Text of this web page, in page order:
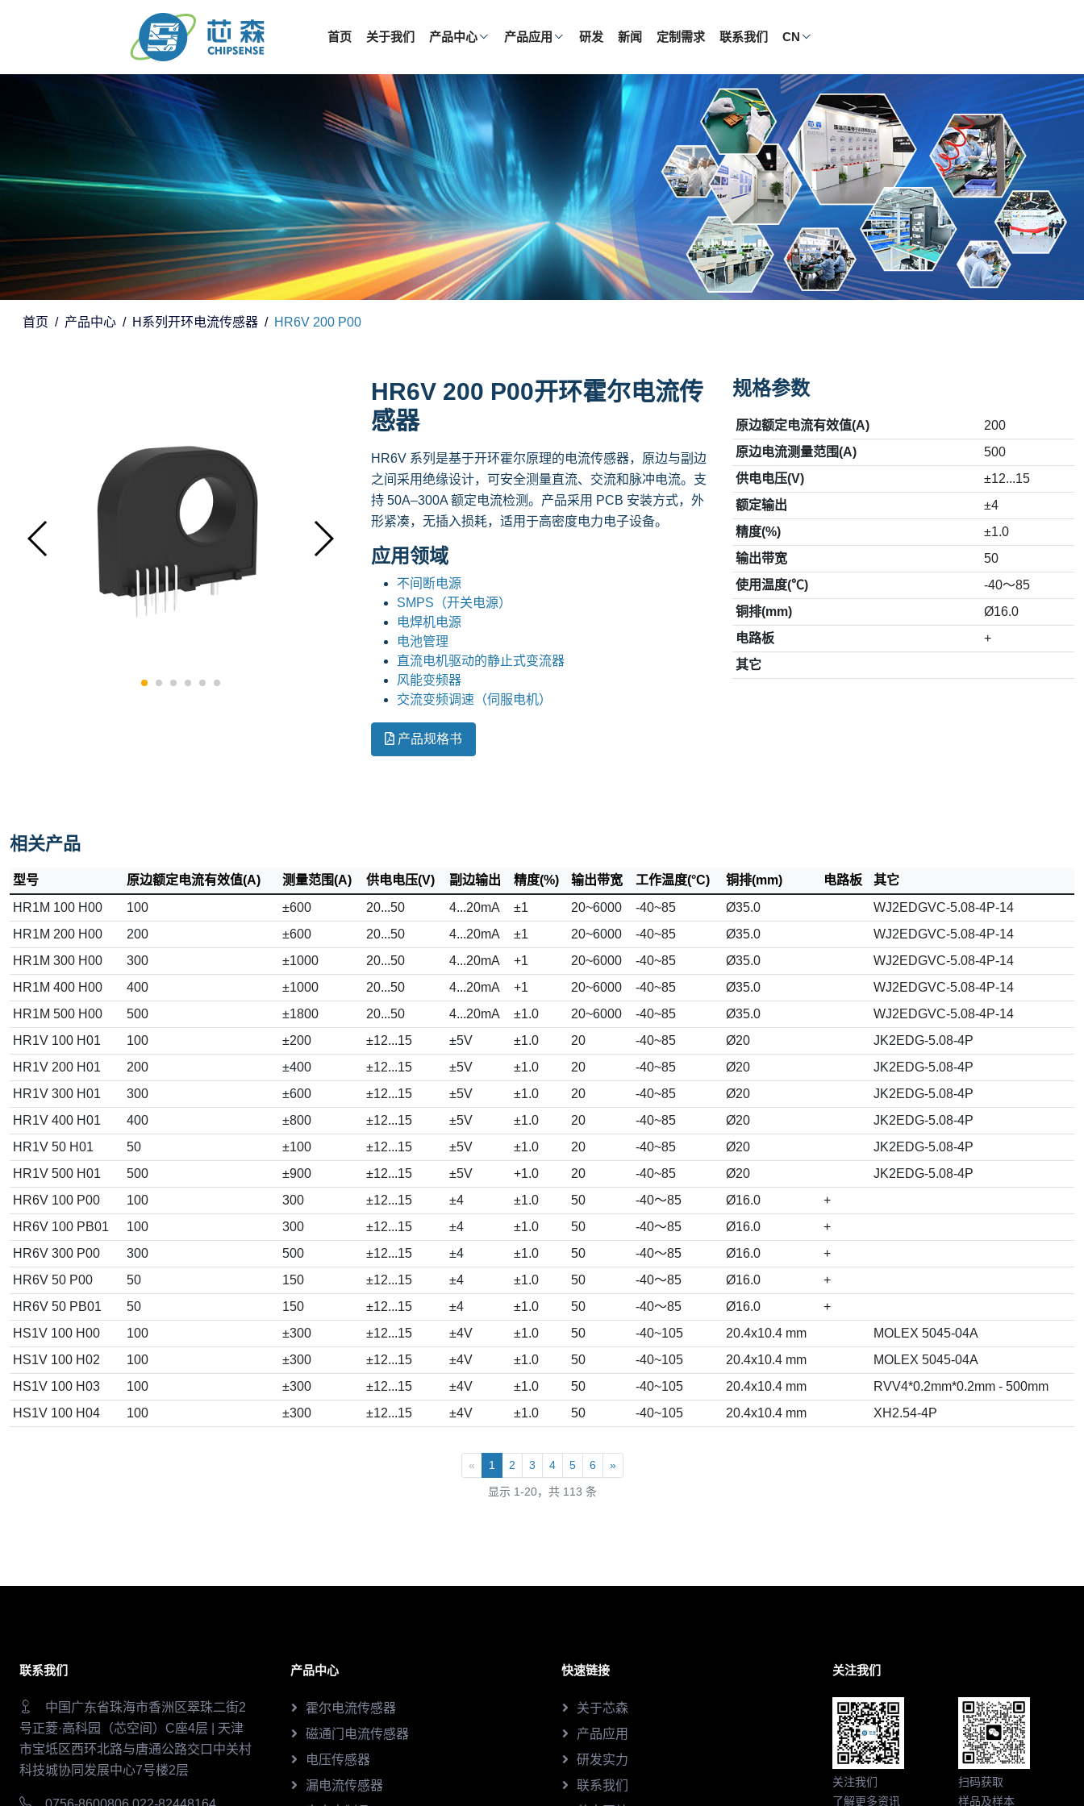
首页 关于我们 产品中心 产品应用 研发 新闻 定制需求 联系我们 CN
首页 产品中心 H系列开环电流传感器 HR6V 200 P00
HR6V 200 P00开环霍尔电流传
感器
HR6V 系列是基于开环霍尔原理的电流传感器，原边与副边
之间采用绝缘设计，可安全测量直流、交流和脉冲电流。支
持 50A–300A​ 额定电流检测。产品采用 PCB 安装方式，外
形紧凑，无插入损耗，适用于高密度电力电子设备。
应用领域
不间断电源
SMPS（开关电源）
电焊机电源
电池管理
直流电机驱动的静止式变流器
风能变频器
交流变频调速（伺服电机）
产品规格书
规格参数
原边额定电流有效值(A)
200
原边电流测量范围(A)
500
供电电压(V)
±12...15
额定输出
±4
精度(%)
±1.0
输出带宽
50
使用温度(℃)
-40～85
铜排(mm)
Ø16.0
电路板
+
其它
相关产品
型号 原边额定电流有效值(A) 测量范围(A) 供电电压(V) 副边输出 精度(%) 输出带宽 工作温度(°C) 铜排(mm) 电路板
其它
HR1M 100 H00
100 ±600 20...50 4...20mA ±1 20~6000 -40~85 Ø35.0
WJ2EDGVC-5.08-4P-14
HR1M 200 H00
200 ±600 20...50 4...20mA ±1 20~6000 -40~85 Ø35.0
WJ2EDGVC-5.08-4P-14
HR1M 300 H00
300 ±1000 20...50 4...20mA +1 20~6000 -40~85 Ø35.0
WJ2EDGVC-5.08-4P-14
HR1M 400 H00
400 ±1000 20...50 4...20mA +1 20~6000 -40~85 Ø35.0
WJ2EDGVC-5.08-4P-14
HR1M 500 H00
500 ±1800 20...50 4...20mA ±1.0 20~6000 -40~85 Ø35.0
WJ2EDGVC-5.08-4P-14
HR1V 100 H01
100 ±200 ±12...15 ±5V ±1.0 20 -40~85 Ø20
JK2EDG-5.08-4P
HR1V 200 H01
200 ±400 ±12...15 ±5V ±1.0 20 -40~85 Ø20
JK2EDG-5.08-4P
HR1V 300 H01
300 ±600 ±12...15 ±5V ±1.0 20 -40~85 Ø20
JK2EDG-5.08-4P
HR1V 400 H01
400 ±800 ±12...15 ±5V ±1.0 20 -40~85 Ø20
JK2EDG-5.08-4P
HR1V 50 H01
50 ±100 ±12...15 ±5V ±1.0 20 -40~85 Ø20
JK2EDG-5.08-4P
HR1V 500 H01
500 ±900 ±12...15 ±5V +1.0 20 -40~85 Ø20
JK2EDG-5.08-4P
HR6V 100 P00
100 300 ±12...15 ±4 ±1.0 50 -40～85 Ø16.0
+
HR6V 100 PB01
100 300 ±12...15 ±4 ±1.0 50 -40～85 Ø16.0
+
HR6V 300 P00
300 500 ±12...15 ±4 ±1.0 50 -40～85 Ø16.0
+
HR6V 50 P00
50 150 ±12...15 ±4 ±1.0 50 -40～85 Ø16.0
+
HR6V 50 PB01
50 150 ±12...15 ±4 ±1.0 50 -40～85 Ø16.0
+
HS1V 100 H00
100 ±300 ±12...15 ±4V ±1.0 50 -40~105 20.4x10.4 mm
MOLEX 5045-04A
HS1V 100 H02
100 ±300 ±12...15 ±4V ±1.0 50 -40~105 20.4x10.4 mm
MOLEX 5045-04A
HS1V 100 H03
100 ±300 ±12...15 ±4V ±1.0 50 -40~105 20.4x10.4 mm
RVV4*0.2mm*0.2mm - 500mm
HS1V 100 H04
100 ±300 ±12...15 ±4V ±1.0 50 -40~105 20.4x10.4 mm XH2.54-4P
« 1 2 3 4 5 6 »
显示 1-20，共 113 条
联系我们
中国广东省珠海市香洲区翠珠二街2
号正菱·高科园（芯空间）C座4层 | 天津
市宝坻区西环北路与唐通公路交口中关村
科技城协同发展中心7号楼2层
产品中心
霍尔电流传感器
磁通门电流传感器
电压传感器
漏电流传感器
快速链接
关于芯森
产品应用
研发实力
联系我们
关注我们
关注我们
了解更多资讯
扫码获取
样品及样本